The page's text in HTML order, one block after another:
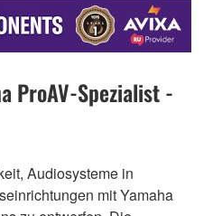
ProAV-Spezialist -
Audiosysteme in
mit Yamaha